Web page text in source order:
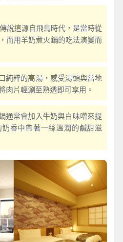
說這源自飛鳥時代，是當時從
而用羊奶煮火鍋的吃法演變而
純粹的高湯，感受湯頭與當地
肉片輕涮至熟透即可享用。
通常會加入牛奶與白味噌來提
香中帶著一絲溫潤的鹹甜滋